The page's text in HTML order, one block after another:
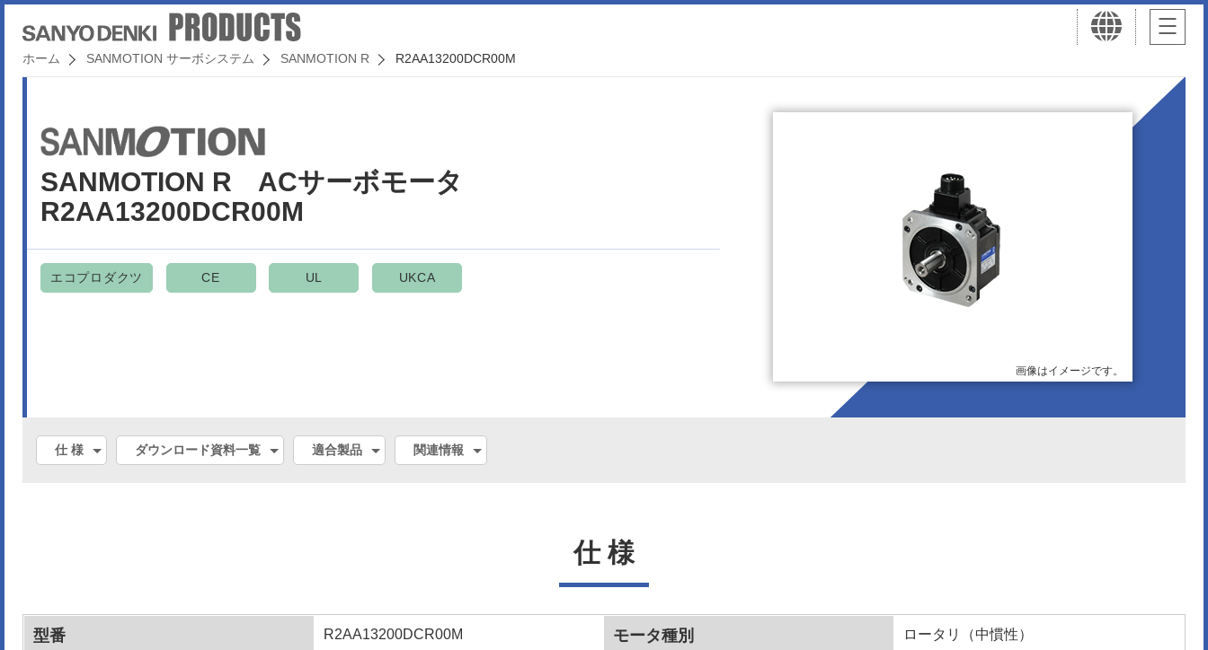
ホーム SANMOTION サーボシステム SANMOTION R R2AA13200DCR00M
SANMOTION R ACサーボモータ
R2AA13200DCR00M
エコプロダクツ CE UL UKCA
画像はイメージです。
仕 様 ダウンロード資料一覧 適合製品 関連情報
仕 様
型番 R2AA13200DCR00M モータ種別 ロータリ（中慣性）